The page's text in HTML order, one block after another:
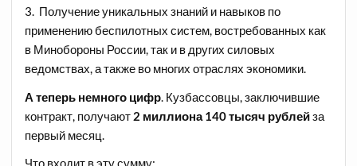
3. Получение уникальных знаний и навыков по
применению беспилотных систем, востребованных как
в Минобороны России, так и в других силовых
ведомствах, а также во многих отраслях экономики.
А теперь немного цифр. Кузбассовцы, заключившие
контракт, получают 2 миллиона 140 тысяч рублейза
первый месяц.
Что входит в эту сумму: